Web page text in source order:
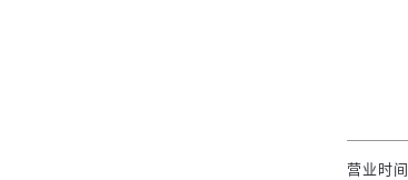
营业时间